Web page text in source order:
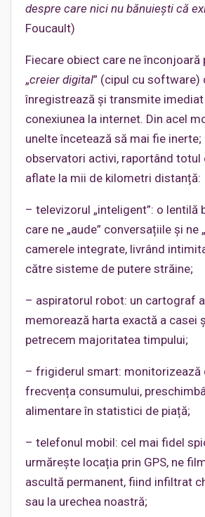
despre care nici nu bănuiești că
Foucault)
Fiecare obiect care ne înconjoară
„creier digital” (cipul cu software)
înregistrează și transmite
conexiunea la internet. Din acel
unelte încetează să mai fie inerte;
observatori activi, raportând totul
aflate la mii de kilometri distanță:
– televizorul „inteligent”: o lentilă
care ne „aude” conversațiile și ne
camerele integrate, livrând
către sisteme de putere străine;
– aspiratorul robot: un cartograf
memorează harta exactă a casei
petrecem majoritatea timpului;
– frigiderul smart: monitorizează
frecvența consumului,
alimentare în statistici de piață;
– telefonul mobil: cel mai fidel
urmărește locația prin GPS, ne
ascultă permanent, fiind infiltrat
sau la urechea noastră;